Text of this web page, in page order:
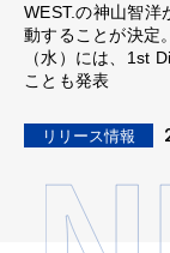
WEST.の神山智洋
動することが決定
（水）には、1st
ことも発表
リリース情報